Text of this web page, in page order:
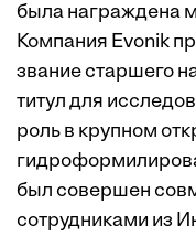
была награждена
Компания Evonik
звание старшего
титул для
роль в крупном
был совершен
сотрудниками из